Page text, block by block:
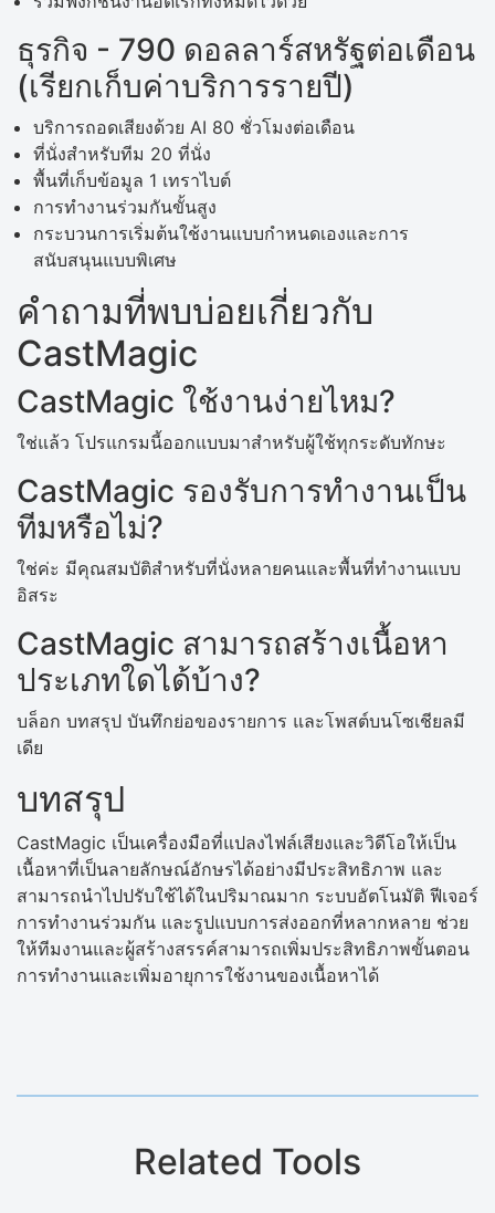
ธุรกิจ - 790 ดอลลาร์สหรัฐต่อเดือน
(เรียกเก็บค่าบริการรายปี)
บริการถอดเสียงด้วย AI 80 ชั่วโมงต่อเดือน
ที่นั่งสำหรับทีม 20 ที่นั่ง
พื้นที่เก็บข้อมูล 1 เทราไบต์
การทำงานร่วมกันขั้นสูง
กระบวนการเริ่มต้นใช้งานแบบกำหนดเองและการ
สนับสนุนแบบพิเศษ
คำถามที่พบบ่อยเกี่ยวกับ
CastMagic
CastMagic ใช้งานง่ายไหม?
ใช่แล้ว โปรแกรมนี้ออกแบบมาสำหรับผู้ใช้ทุกระดับทักษะ
CastMagic รองรับการทำงานเป็น
ทีมหรือไม่?
ใช่ค่ะ มีคุณสมบัติสำหรับที่นั่งหลายคนและพื้นที่ทำงานแบบ
อิสระ
CastMagic สามารถสร้างเนื้อหา
ประเภทใดได้บ้าง?
บล็อก บทสรุป บันทึกย่อของรายการ และโพสต์บนโซเชียลมี
เดีย
บทสรุป
CastMagic​‍​‌‍​‍‌ เป็นเครื่องมือที่แปลงไฟล์เสียงและวิดีโอให้เป็น
เนื้อหาที่เป็นลายลักษณ์อักษรได้อย่างมีประสิทธิภาพ และ
สามารถนำไปปรับใช้ได้ในปริมาณมาก ระบบอัตโนมัติ ฟีเจอร์
การทำงานร่วมกัน และรูปแบบการส่งออกที่หลากหลาย ช่วย
ให้ทีมงานและผู้สร้างสรรค์สามารถเพิ่มประสิทธิภาพขั้นตอน
การทำงานและเพิ่มอายุการใช้งานของเนื้อหาได้
Related Tools